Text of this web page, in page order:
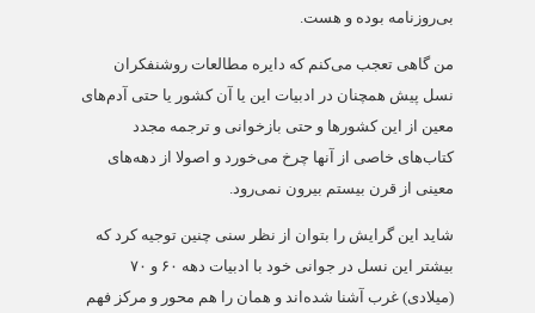
بی‌روزنامه بوده و هست.
من گاهی تعجب می‌کنم که دایره مطالعات روشنفکران
نسل پیش همچنان در ادبیات این یا آن کشور یا حتی آدم‌های
معین از این کشورها و حتی بازخوانی و ترجمه مجدد
کتاب‌های خاصی از آنها چرخ می‌خورد و اصولا از دهه‌های
معینی از قرن بیستم بیرون نمی‌رود.
شاید این گرایش را بتوان از نظر سنی چنین توجیه کرد که
بیشتر این نسل در جوانی خود با ادبیات دهه ۶۰ و ۷۰
(میلادی) غرب آشنا شده‌اند و همان را هم محور و مرکز فهم